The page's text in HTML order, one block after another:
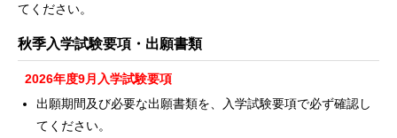
てください。
秋季入学試験要項・出願書類
2026年度9月入学試験要項
出願期間及び必要な出願書類を、入学試験要項で必ず確認し
てください。